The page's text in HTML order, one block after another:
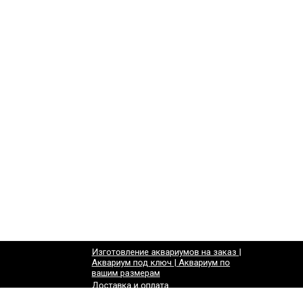
Изготовление аквариумов на заказ |
Аквариум под ключ | Аквариум по
вашим размерам
Доставка и оплата